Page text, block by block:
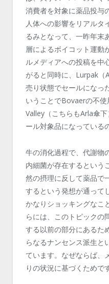
消費者を対象に薬品投与
人体への影響をリアルタ
るみとなって、一昨年末
層によるボイコット運動
ルメディアへの投稿を中
がると同時に、 Lurpak （
売り状態でセールになっ
いうことでBovaerの不使
Valley （こちらもArla傘
ール対象品になっている
牛の消化過程で、代謝物
内細菌が存在するという
然の摂理に反して薬品で
するという発想が通って
かなりショッキングなこ
らには、このトピックの
する以前の部分にあるた
らなるナンセンス派生と
ています。なぜならば、
りの状況に基づくためで